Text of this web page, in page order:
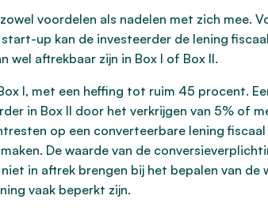
voordelen als nadelen met zich mee.
up kan de investeerder de lening
wel aftrekbaar zijn in Box I of Box II.
I, met een heffing tot ruim 45 procent.
in Box II door het verkrijgen van 5% of
op een converteerbare lening
De waarde van de
in aftrek brengen bij het bepalen van de
vaak beperkt zijn.